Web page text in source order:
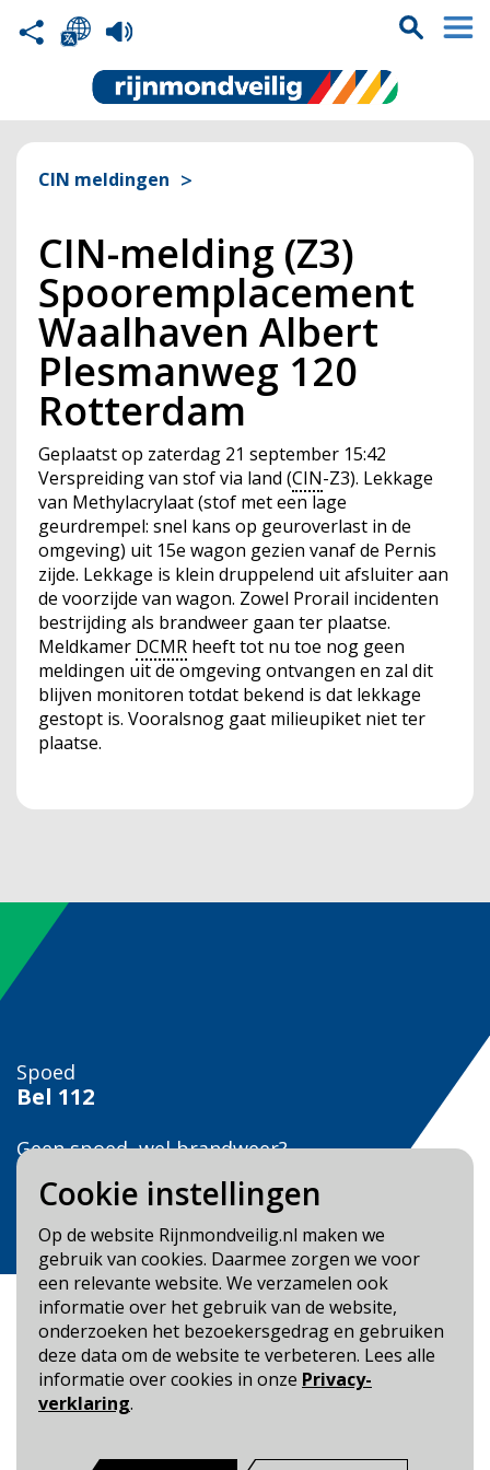
Cookie instellingen
Op de website Rijnmondveilig.nl maken we
gebruik van cookies. Daarmee zorgen we voor
een relevante website. We verzamelen ook
informatie over het gebruik van de website,
onderzoeken het bezoekersgedrag en gebruiken
deze data om de website te verbeteren. Lees alle
informatie over cookies in onze Privacy-
verklaring.
CIN meldingen
CIN-melding (Z3)
Spooremplacement
Waalhaven Albert
Plesmanweg 120
Rotterdam
Geplaatst op zaterdag 21 september 15:42
Verspreiding van stof via land (CIN-Z3). Lekkage
van Methylacrylaat (stof met een lage
geurdrempel: snel kans op geuroverlast in de
omgeving) uit 15e wagon gezien vanaf de Pernis
zijde. Lekkage is klein druppelend uit afsluiter aan
de voorzijde van wagon. Zowel Prorail incidenten
bestrijding als brandweer gaan ter plaatse.
Meldkamer DCMR heeft tot nu toe nog geen
meldingen uit de omgeving ontvangen en zal dit
blijven monitoren totdat bekend is dat lekkage
gestopt is. Vooralsnog gaat milieupiket niet ter
plaatse.
Spoed
Bel 112
Geen spoed, wel brandweer?
Bel
Veilig Leven?
Bel 0900-8387
Blijf op de hoogte